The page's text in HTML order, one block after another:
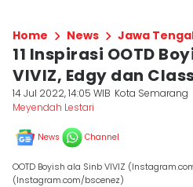
Home News Jawa
11 Inspirasi OOTD
VIVIZ, Edgy dan
14 Jul 2022, 14:05 WIB Kota Semarang
Meyendah Lestari
News Channel
OOTD Boyish ala Sinb VIVIZ
(Instagram.com/bscenez)